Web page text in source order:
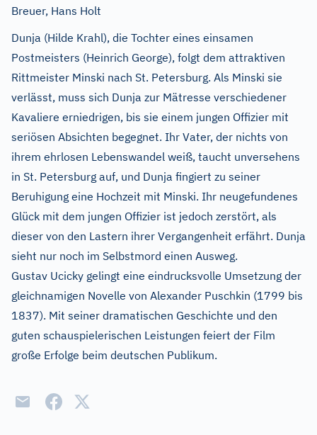
Breuer, Hans Holt
Dunja (Hilde Krahl), die Tochter eines einsamen
Postmeisters (Heinrich George), folgt dem attraktiven
Rittmeister Minski nach St. Petersburg. Als Minski sie
verlässt, muss sich Dunja zur Mätresse verschiedener
Kavaliere erniedrigen, bis sie einem jungen Offizier mit
seriösen Absichten begegnet. Ihr Vater, der nichts von
ihrem ehrlosen Lebenswandel weiß, taucht unversehens
in St. Petersburg auf, und Dunja fingiert zu seiner
Beruhigung eine Hochzeit mit Minski. Ihr neugefundenes
Glück mit dem jungen Offizier ist jedoch zerstört, als
dieser von den Lastern ihrer Vergangenheit erfährt. Dunja
sieht nur noch im Selbstmord einen Ausweg.
Gustav Ucicky gelingt eine eindrucksvolle Umsetzung der
gleichnamigen Novelle von Alexander Puschkin (1799 bis
1837). Mit seiner dramatischen Geschichte und den
guten schauspielerischen Leistungen feiert der Film
große Erfolge beim deutschen Publikum.